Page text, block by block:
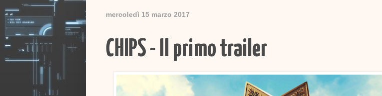
mercoledì 15 marzo 2017
CHIPS - Il primo trailer